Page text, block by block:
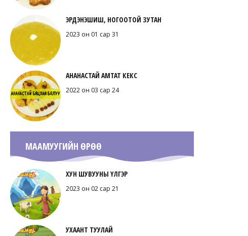
ЭРДЭНЭШИШ, НОГООТОЙ ЗУТАН
2023 он 01 сар 31
АНАНАСТАЙ АМТАТ КЕКС
2022 он 03 сар 24
МААМУУГИЙН ӨРӨӨ
ХУН ШУВУУНЫ ҮЛГЭР
2023 он 02 сар 21
УХААНТ ТУУЛАЙ